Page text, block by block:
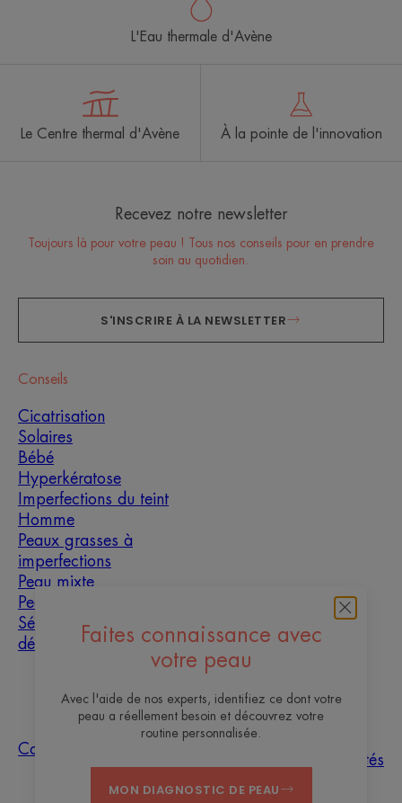
Faites connaissance avec
votre peau
Avec l'aide de nos experts, identifiez ce dont votre
peau a réellement besoin et découvrez votre
routine personnalisée.
MON DIAGNOSTIC DE PEAU
L'Eau thermale d'Avène
Le Centre thermal d'Avène À la pointe de l'innovation
Recevez notre newsletter
Toujours là pour votre peau ! Tous nos conseils pour en prendre
soin au quotidien.
S'INSCRIRE À LA NEWSLETTER
Conseils
Cicatrisation
Solaires
Bébé
Hyperkératose
Imperfections du teint
Homme
Peaux grasses à
imperfections
Peau mixte
Peau sèche
Sécheresse et
déshydratation
À propos
Contact
Questions
Tri des
Les sites des
Pierre Fabre
actualités